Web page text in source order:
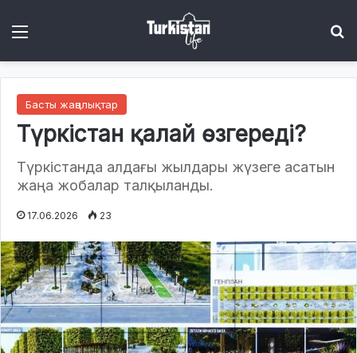
Басты жаңалықтар
Түркістан қалай өзгереді?
Түркістанда алдағы жылдары жүзеге асатын
жаңа жобалар талқыланды.
17.06.2026 23